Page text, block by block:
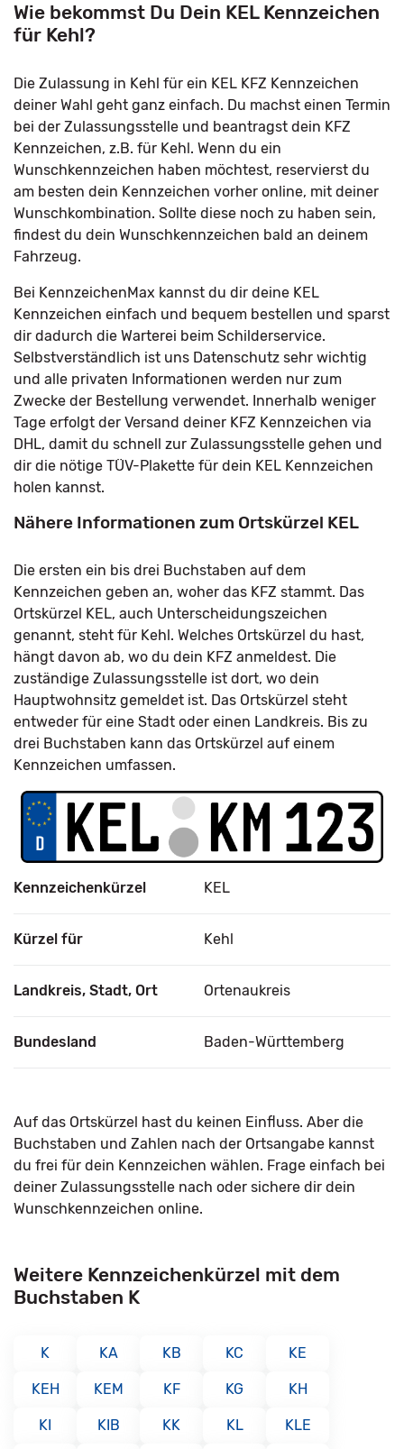
Wie bekommst Du Dein KEL Kennzeichen
für Kehl?
Die Zulassung in Kehl für ein KEL KFZ Kennzeichen
deiner Wahl geht ganz einfach. Du machst einen Termin
bei der Zulassungsstelle und beantragst dein KFZ
Kennzeichen, z.B. für Kehl. Wenn du ein
Wunschkennzeichen haben möchtest, reservierst du
am besten dein Kennzeichen vorher online, mit deiner
Wunschkombination. Sollte diese noch zu haben sein,
findest du dein Wunschkennzeichen bald an deinem
Fahrzeug.
Bei KennzeichenMax kannst du dir deine KEL
Kennzeichen einfach und bequem bestellen und sparst
dir dadurch die Warterei beim Schilderservice.
Selbstverständlich ist uns Datenschutz sehr wichtig
und alle privaten Informationen werden nur zum
Zwecke der Bestellung verwendet. Innerhalb weniger
Tage erfolgt der Versand deiner KFZ Kennzeichen via
DHL, damit du schnell zur Zulassungsstelle gehen und
dir die nötige TÜV-Plakette für dein KEL Kennzeichen
holen kannst.
Nähere Informationen zum Ortskürzel KEL
Die ersten ein bis drei Buchstaben auf dem
Kennzeichen geben an, woher das KFZ stammt. Das
Ortskürzel KEL, auch Unterscheidungszeichen
genannt, steht für Kehl. Welches Ortskürzel du hast,
hängt davon ab, wo du dein KFZ anmeldest. Die
zuständige Zulassungsstelle ist dort, wo dein
Hauptwohnsitz gemeldet ist. Das Ortskürzel steht
entweder für eine Stadt oder einen Landkreis. Bis zu
drei Buchstaben kann das Ortskürzel auf einem
Kennzeichen umfassen.
Kennzeichenkürzel KEL
Kürzel für Kehl
Landkreis, Stadt, Ort Ortenaukreis
Bundesland Baden-Württemberg
Auf das Ortskürzel hast du keinen Einfluss. Aber die
Buchstaben und Zahlen nach der Ortsangabe kannst
du frei für dein Kennzeichen wählen. Frage einfach bei
deiner Zulassungsstelle nach oder sichere dir dein
Wunschkennzeichen online.
Weitere Kennzeichenkürzel mit dem
Buchstaben K
K KA KB KC KE
KEH KEM KF KG KH
KI KIB KK KL KLE